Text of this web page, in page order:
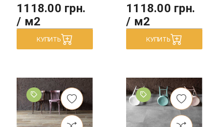
1118.00 грн.
/ м2
КУПИТЬ
1118.00 грн.
/ м2
КУПИТЬ